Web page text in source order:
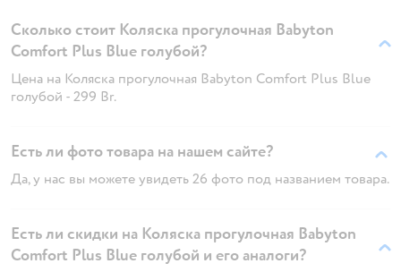
Сколько стоит Коляска прогулочная Babyton
Comfort Plus Blue голубой?
Цена на Коляска прогулочная Babyton Comfort Plus Blue
голубой - 299 Br.
Есть ли фото товара на нашем сайте?
Да, у нас вы можете увидеть 26 фото под названием товара.
Есть ли скидки на Коляска прогулочная Babyton
Comfort Plus Blue голубой и его аналоги?